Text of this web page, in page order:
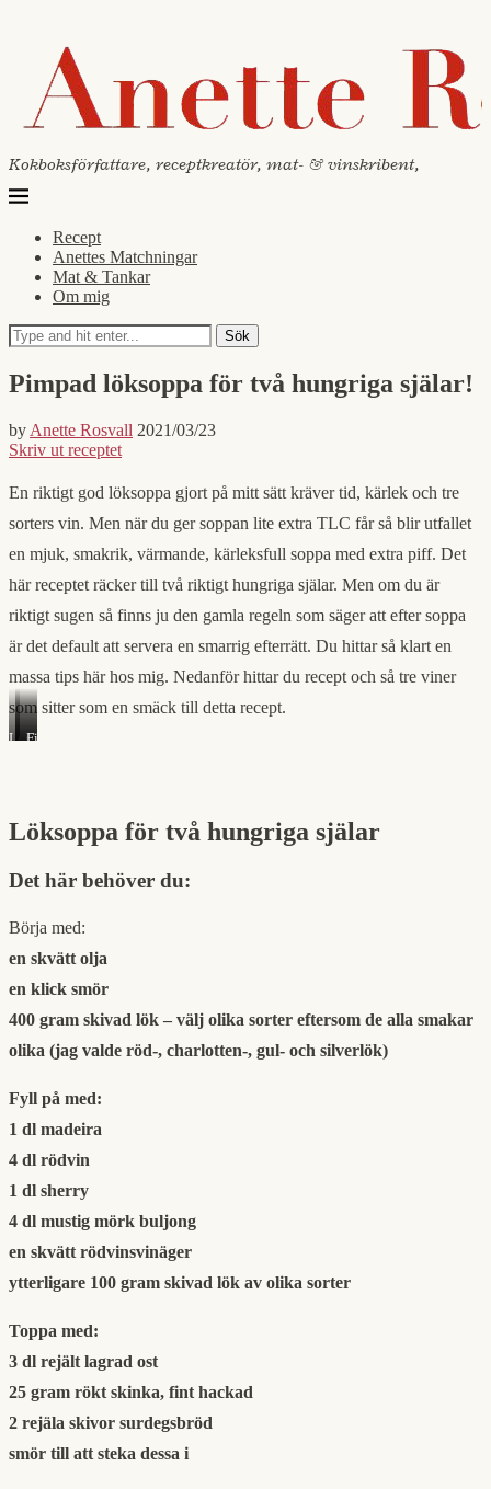
Kokboksförfattare, receptkreatör, mat- & vinskribent,
Recept
Anettes Matchningar
Mat & Tankar
Om mig
Sök
Pimpad löksoppa för två hungriga själar!
by Anette Rosvall 2021/03/23
Skriv ut receptet
En riktigt god löksoppa gjort på mitt sätt kräver tid, kärlek och tre
sorters vin. Men när du ger soppan lite extra TLC får så blir utfallet
en mjuk, smakrik, värmande, kärleksfull soppa med extra piff. Det
här receptet räcker till två riktigt hungriga själar. Men om du är
riktigt sugen så finns ju den gamla regeln som säger att efter soppa
är det default att servera en smarrig efterrätt. Du hittar så klart en
massa tips här hos mig. Nedanför hittar du recept och så tre viner
som sitter som en smäck till detta recept.
Leacock’s
Chinon
Joguet
#95593
Fino
Löksoppa för två hungriga själar
Det här behöver du:
Börja med:
en skvätt olja
en klick smör
400 gram skivad lök – välj olika sorter eftersom de alla smakar
olika (jag valde röd-, charlotten-, gul- och silverlök)
Fyll på med:
1 dl madeira
4 dl rödvin
1 dl sherry
4 dl mustig mörk buljong
en skvätt rödvinsvinäger
ytterligare 100 gram skivad lök av olika sorter
Toppa med:
3 dl rejält lagrad ost
25 gram rökt skinka, fint hackad
2 rejäla skivor surdegsbröd
smör till att steka dessa i